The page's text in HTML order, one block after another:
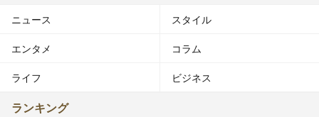
ニュース スタイル
エンタメ コラム
ライフ ビジネス
ランキング